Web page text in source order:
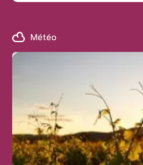
Météo